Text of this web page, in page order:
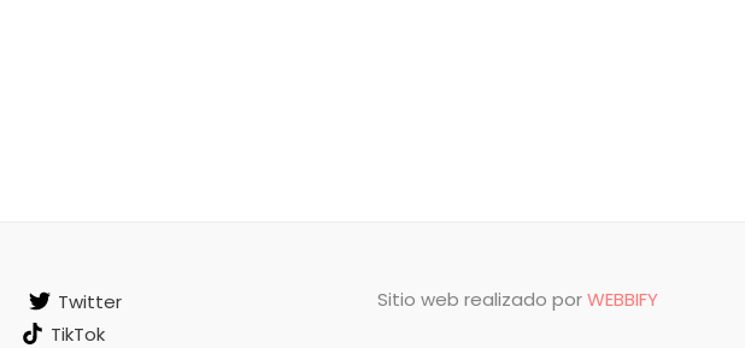
Twitter
TikTok
Sitio web realizado porWEBBIFY